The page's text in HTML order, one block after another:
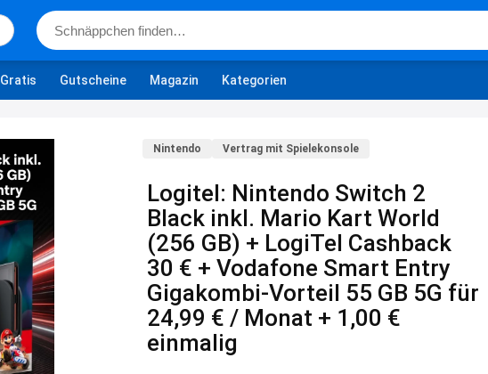
Gratis Gutscheine Magazin Kategorien
Nintendo Vertrag mit Spielekonsole
Logitel: Nintendo Switch 2
Black inkl. Mario Kart World
(256 GB) + LogiTel Cashback
30 € + Vodafone Smart Entry
Gigakombi-Vorteil 55 GB 5G für
24,99 € / Monat + 1,00 €
einmalig